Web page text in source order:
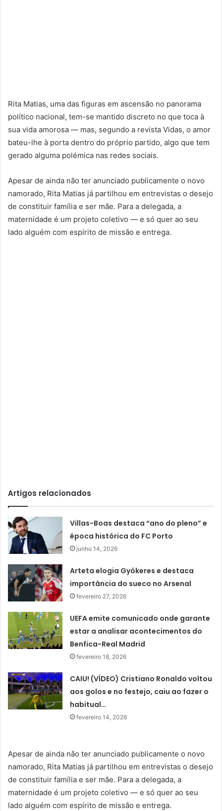
Rita Matias, uma das figuras em ascensão no panorama
político nacional, tem-se mantido discreto no que toca à
sua vida amorosa — mas, segundo a revista Vidas, o amor
bateu-lhe à porta dentro do próprio partido, algo que tem
gerado alguma polémica nas redes sociais.
Apesar de ainda não ter anunciado publicamente o novo
namorado, Rita Matias já partilhou em entrevistas o desejo
de constituir família e ser mãe. Para a delegada, a
maternidade é um projeto coletivo — e só quer ao seu
lado alguém com espírito de missão e entrega.
Artigos relacionados
Villas-Boas destaca “ano do pleno” e
época histórica do FC Porto
junho 14, 2026
Arteta elogia Gyökeres e destaca
importância do sueco no Arsenal
fevereiro 27, 2026
UEFA emite comunicado onde garante
estar a analisar acontecimentos do
Benfica-Real Madrid
fevereiro 18, 2026
CAIU! (VÍDEO) Cristiano Ronaldo voltou
aos golos e no festejo, caiu ao fazer o
habitual…
fevereiro 14, 2026
Apesar de ainda não ter anunciado publicamente o novo
namorado, Rita Matias já partilhou em entrevistas o desejo
de constituir família e ser mãe. Para a delegada, a
maternidade é um projeto coletivo — e só quer ao seu
lado alguém com espírito de missão e entrega.